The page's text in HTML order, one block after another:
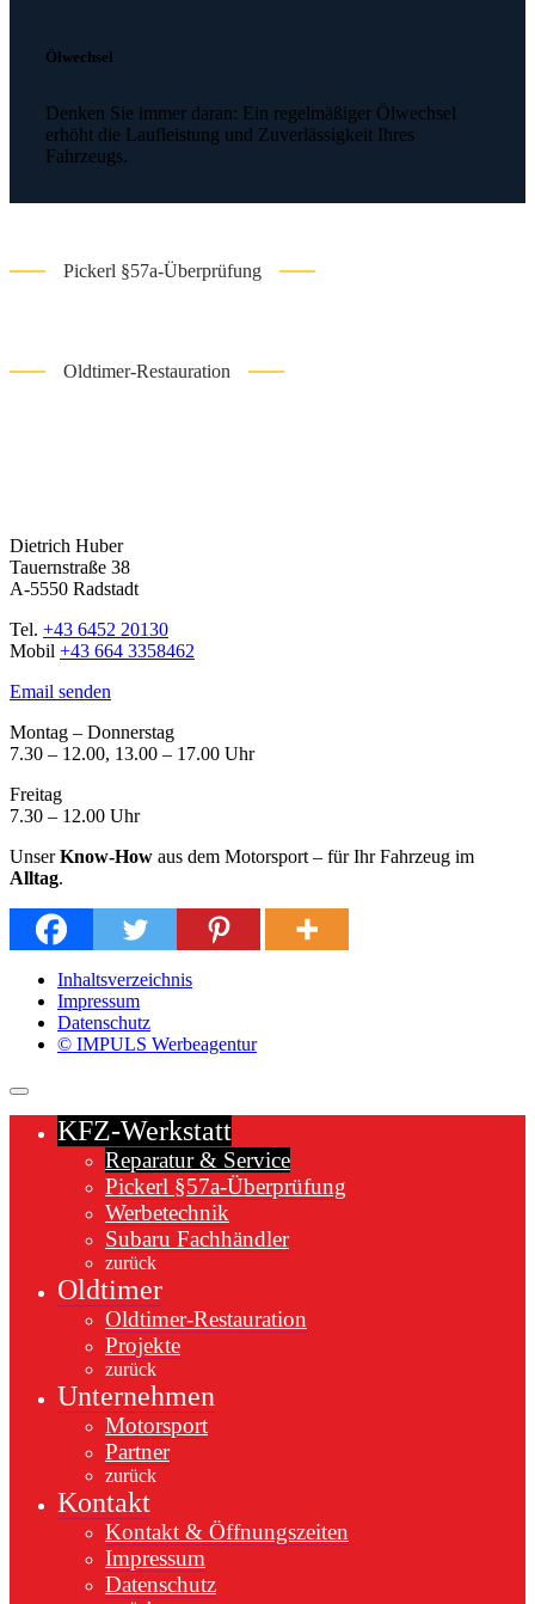
Ölwechsel
Denken Sie immer daran: Ein regelmäßiger Ölwechsel
erhöht die Laufleistung und Zuverlässigkeit Ihres
Fahrzeugs.
Pickerl §57a-Überprüfung
Oldtimer-Restauration
Dietrich Huber
Tauernstraße 38
A-5550 Radstadt
Tel. +43 6452 20130
Mobil +43 664 3358462
Email senden
Montag – Donnerstag
7.30 – 12.00, 13.00 – 17.00 Uhr
Freitag
7.30 – 12.00 Uhr
UnserKnow-How aus dem Motorsport – für Ihr Fahrzeug im
Alltag.
Inhaltsverzeichnis
Impressum
Datenschutz
© IMPULS Werbeagentur
KFZ-Werkstatt
Reparatur & Service
Pickerl §57a-Überprüfung
Werbetechnik
Subaru Fachhändler
zurück
Oldtimer
Oldtimer-Restauration
Projekte
zurück
Unternehmen
Motorsport
Partner
zurück
Kontakt
Kontakt & Öffnungszeiten
Impressum
Datenschutz